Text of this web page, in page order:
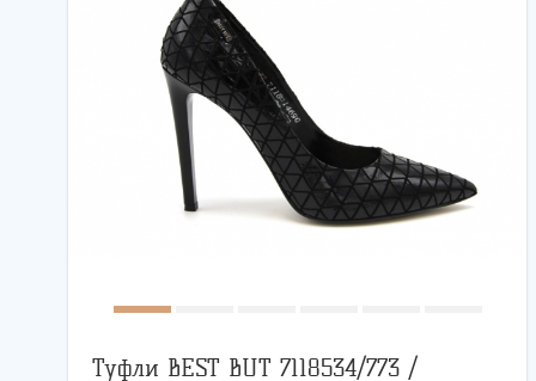
Туфли BEST BUT 7118534/773 /